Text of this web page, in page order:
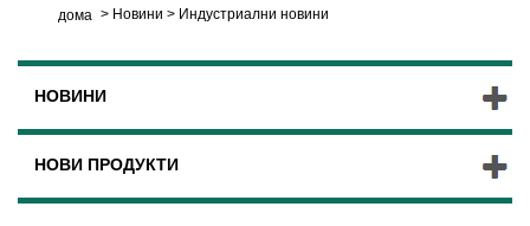
дома > Новини > Индустриални новини
НОВИНИ
НОВИ ПРОДУКТИ